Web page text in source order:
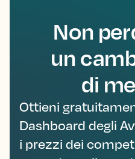
Non
un
di
Ottieni
Dashboard degli
i prezzi dei